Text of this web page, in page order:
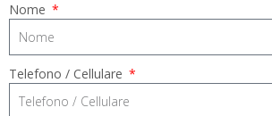
Nome
Telefono / Cellulare